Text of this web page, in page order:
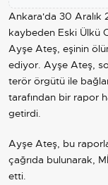
Ankara'da 30 Aralık
kaybeden Eski Ülkü
Ayşe Ateş, eşinin
ediyor. Ayşe Ateş,
terör örgütü ile
tarafından bir rapor
getirdi.
Ayşe Ateş, bu
çağrıda bulunarak,
etti.